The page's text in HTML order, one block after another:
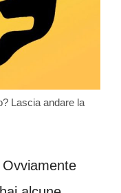
Lascia andare la